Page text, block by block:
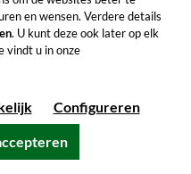
of Ireland -
en wensen. Verdere details
. U kunt deze ook later op elk
vindt u in onze
Configureren